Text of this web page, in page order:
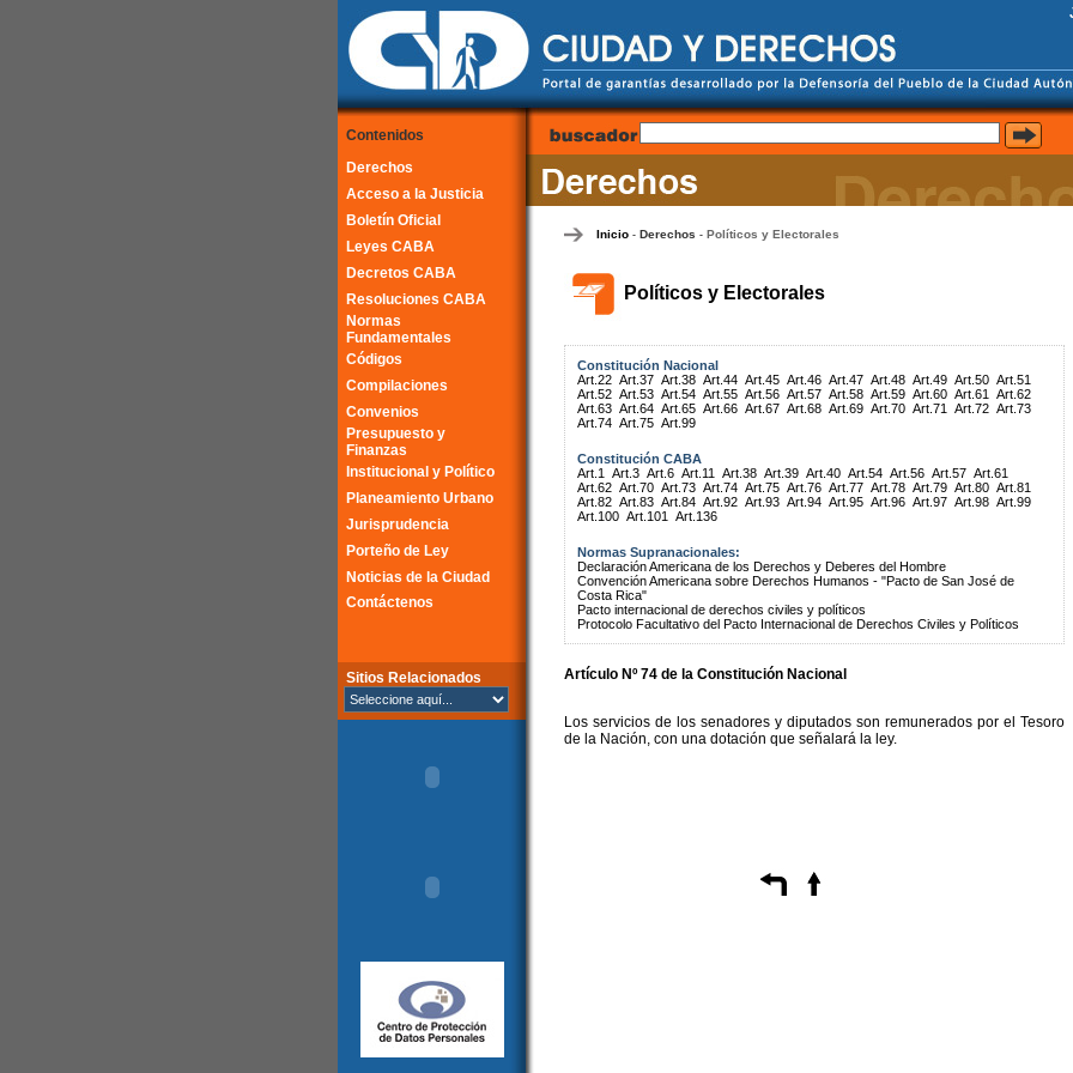
Contenidos
Derechos
Acceso a la Justicia
Boletín Oficial
Leyes CABA
Decretos CABA
Resoluciones CABA
Normas
Fundamentales
Códigos
Compilaciones
Convenios
Presupuesto y
Finanzas
Institucional y Político
Planeamiento Urbano
Jurisprudencia
Porteño de Ley
Noticias de la Ciudad
Contáctenos
Sitios Relacionados
Inicio- Derechos - Políticos y Electorales
Políticos y Electorales
Constitución Nacional
Art.22 Art.37 Art.38 Art.44 Art.45 Art.46 Art.47 Art.48 Art.49 Art.50 Art.51
Art.52 Art.53 Art.54 Art.55 Art.56 Art.57 Art.58 Art.59 Art.60 Art.61
Art.62
Art.63 Art.64 Art.65 Art.66 Art.67 Art.68 Art.69 Art.70 Art.71 Art.72 Art.73
Art.74 Art.75 Art.99
Constitución CABA
Art.1
Art.3 Art.6 Art.11 Art.38 Art.39 Art.40 Art.54 Art.56 Art.57 Art.61
Art.62 Art.70 Art.73 Art.74 Art.75 Art.76 Art.77 Art.78 Art.79 Art.80 Art.81
Art.82 Art.83 Art.84 Art.92 Art.93 Art.94 Art.95 Art.96 Art.97 Art.98 Art.99
Art.100 Art.101 Art.136
Normas Supranacionales:
Declaración Americana de los Derechos y Deberes del Hombre
Convención Americana sobre Derechos Humanos - "Pacto de San José de
Costa Rica"
Pacto internacional de derechos civiles y políticos
Protocolo Facultativo del Pacto Internacional de Derechos Civiles y Políticos
Artículo Nº 74 de la Constitución Nacional
Los servicios de los senadores y diputados son remunerados por el Tesoro
de la Nación, con una dotación que señalará la ley.